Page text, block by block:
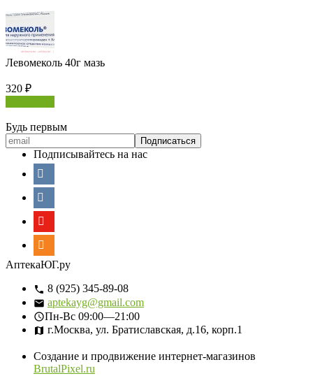
Левомеколь 40г мазь
320 ₽
Будь первым
Подписывайтесь на нас
АптекаЮГ.ру
8 (925) 345-89-08
aptekayg@gmail.com
Пн-Вс 09:00—21:00
г.Москва, ул. Братиславская, д.16, корп.1
Создание и продвижение интернет-магазинов
BrutalPixel.ru